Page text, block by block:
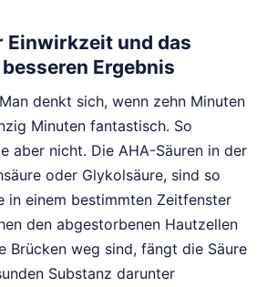
Einwirkzeit und das
Ergebnis
denkt sich, wenn zehn Minuten
Minuten fantastisch. So
aber nicht. Die AHA-Säuren in der
oder Glykolsäure, sind so
in einem bestimmten Zeitfenster
den abgestorbenen Hautzellen
Brücken weg sind, fängt die Säure
Substanz darunter